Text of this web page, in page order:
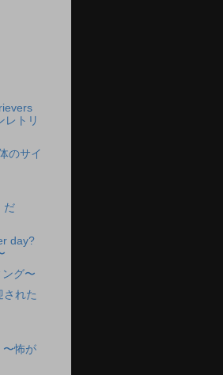
レトリ
のサイ
だ
day?
グ〜
された
怖が